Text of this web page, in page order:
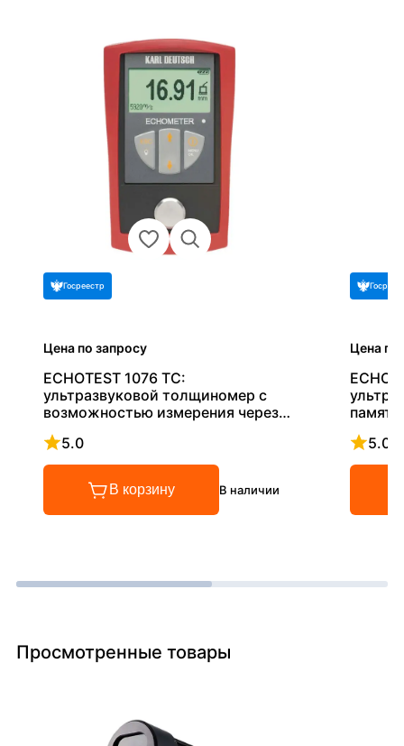
Госреестр
Цена по запросу
ECHOTEST 1076 TC:
ультразвуковой толщиномер с
возможностью измерения через
покрытие
5.0
Рейтинг 5 из 5
В корзину В наличии
Цена по
5.0
Просмотренные товары